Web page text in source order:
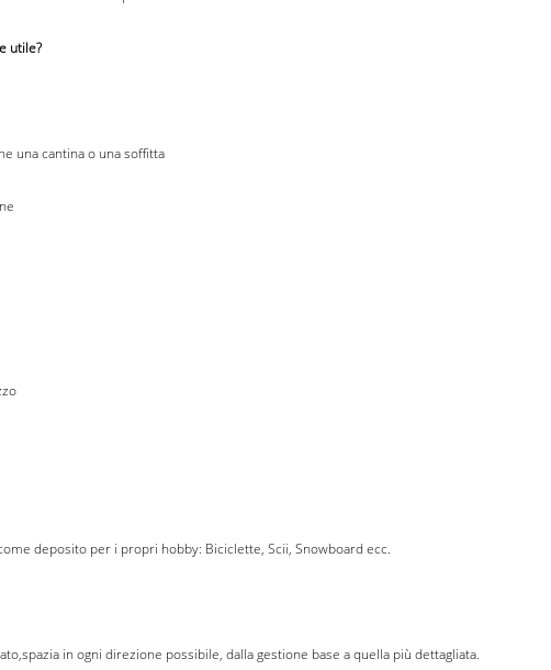
utile?
una cantina o una soffitta
deposito per i propri hobby: Biciclette, Scii, Snowboard ecc.
in ogni direzione possibile, dalla gestione base a quella più dettagliata.